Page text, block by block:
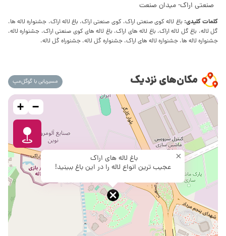
صنعتی اراک- میدان صنعت
کلمات کلیدی: باغ لاله کوی صنعتی اراک، کوی صنعتی اراک، باغ لاله اراک، جشنواره لاله­ ها،
گل لاله، باغ گل لاله اراک، باغ لاله های اراک، باغ لاله های کوی صنعتی اراک، جشنواره لاله،
جشنواره لاله ها، جشنواره لاله های اراک، جشنواره گل لاله، جشنوراه گل لاله،
مکان‌های نزدیک مسیریابی با گوگل‌مپ
باغ لاله های اراک
عجیب ترین انواع لاله را در این باغ ببینید!
×
+ −